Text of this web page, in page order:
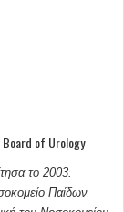
of Urology
το 2003.
Παίδων